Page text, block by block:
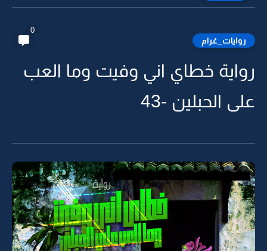
روايات_غرام
0
رواية خطاي اني وفيت وما العب
على الحبلين -43